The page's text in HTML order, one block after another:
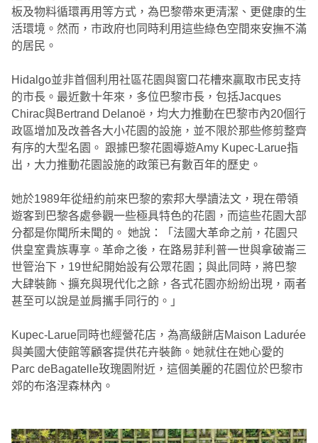
板及物料循環再用等方式，為巴黎帶來更清潔、更健康的生
活環境。然而，市政府也同時利用這些綠色空間來安撫不滿
的居民。
Hidalgo並非首個利用社區花園與窗口花槽來贏取市民支持
的市長。最近數十年來，多位巴黎市長，包括Jacques
Chirac與Bertrand Delanoë，均大力推動在巴黎市內20個行
政區增加及改善各大小花園的設施，並不限於那些修剪整齊
有序的大型名園。 跟據巴黎花園導遊Amy Kupec-Larue指
出，大力推動花園設施的政策已有數百年的歷史。
她於1989年從紐約前來巴黎的索邦大學讀法文，現在帶領
遊客到巴黎各處參觀一些極具特色的花園，而這些花園大部
分都是你聞所未聞的。 她說：「法國大革命之前，花園只
供皇室貴族專享。革命之後，在路易菲利普一世與拿破崙三
世管治下，19世紀開始設有公眾花園；與此同時，將巴黎
大肆裝飾、擴充與現代化之餘，各式花園亦紛紛出現，兩者
甚至可以說是並肩攜手同行的。」
Kupec-Larue同時也經營花店，為高級餅店Maison Ladurée
與美國大使館等顧客提供花卉裝飾。她就住在她心愛的
Parc deBagatelle玫瑰園附近，這個美麗的花園位於巴黎市
郊的布洛涅森林內。